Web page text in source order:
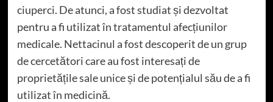
ciuperci. De atunci, a fost studiat și dezvoltat
pentru a fi utilizat în tratamentul afecțiunilor
medicale. Nettacinul a fost descoperit de un grup
de cercetători care au fost interesați de
proprietățile sale unice și de potențialul său de a fi
utilizat în medicină.